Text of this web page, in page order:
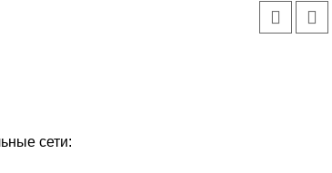
сети: